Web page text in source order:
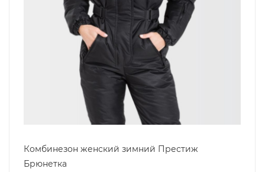
Комбинезон женский зимний Престиж
Брюнетка